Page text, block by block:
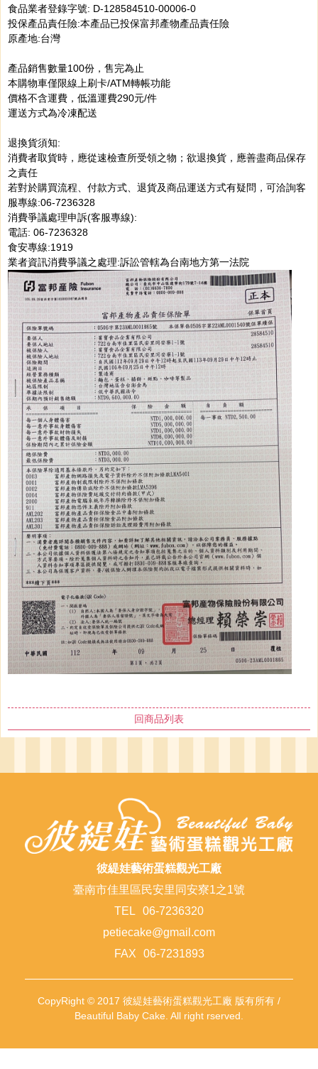
食品業者登錄字號: D-128584510-00006-0
投保產品責任險:本產品已投保富邦產物產品責任險
原產地:台灣
產品銷售數量100份，售完為止
本購物車僅限線上刷卡/ATM轉帳功能
價格不含運費，低溫運費290元/件
運送方式為冷凍配送
退換貨須知:
消費者取貨時，應從速檢查所受領之物；欲退換貨，應善盡商品保存
之責任
若對於購買流程、付款方式、退貨及商品運送方式有疑問，可洽詢客
服專線:06-7236328
消費爭議處理申訴(客服專線):
電話: 06-7236328
食安專線:1919
業者資訊消費爭議之處理:訴訟管轄為台南地方第一法院
回商品列表
彼緹娃藝術蛋糕觀光工廠
臺南市佳里區民安里同安寮1之1號
TEL
06-7236320
petiecake@gmail.com
FAX
06-7231893
CopyRight © 2017 彼緹娃藝術蛋糕觀光工廠 版有所有 /
Beautiful Baby Cake. All right rserved.